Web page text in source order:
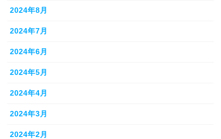
2024年8月
2024年7月
2024年6月
2024年5月
2024年4月
2024年3月
2024年2月